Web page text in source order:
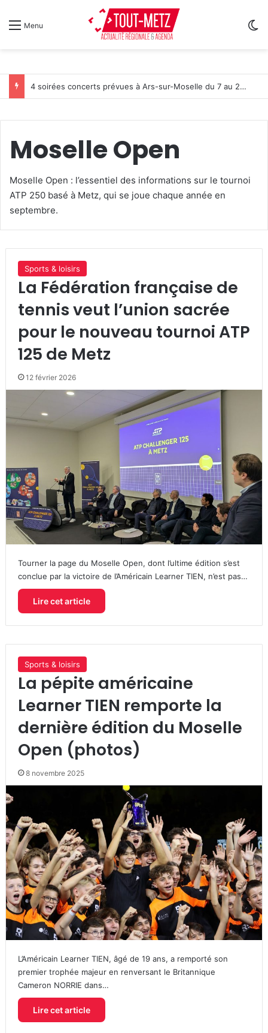
Menu
4 soirées concerts prévues à Ars-sur-Moselle du 7 au 28 août 2026
Moselle Open
Moselle Open : l’essentiel des informations sur le tournoi
ATP 250 basé à Metz, qui se joue chaque année en
septembre.
Sports & loisirs
La Fédération française de
tennis veut l’union sacrée
pour le nouveau tournoi ATP
125 de Metz
12 février 2026
Tourner la page du Moselle Open, dont l’ultime édition s’est
conclue par la victoire de l’Américain Learner TIEN, n’est pas…
Lire cet article
Sports & loisirs
La pépite américaine
Learner TIEN remporte la
dernière édition du Moselle
Open (photos)
8 novembre 2025
L’Américain Learner TIEN, âgé de 19 ans, a remporté son
premier trophée majeur en renversant le Britannique
Cameron NORRIE dans…
Lire cet article